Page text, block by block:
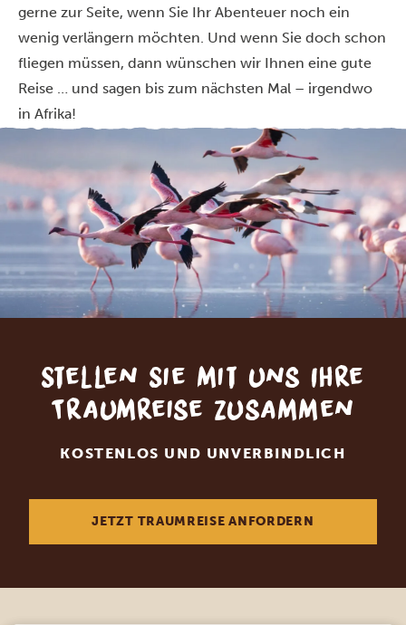
gerne zur Seite, wenn Sie Ihr Abenteuer noch ein
wenig verlängern möchten. Und wenn Sie doch schon
fliegen müssen, dann wünschen wir Ihnen eine gute
Reise … und sagen bis zum nächsten Mal – irgendwo
in Afrika!
Stellen Sie mit uns Ihre
Traumreise zusammen
KOSTENLOS UND UNVERBINDLICH
JETZT TRAUMREISE ANFORDERN